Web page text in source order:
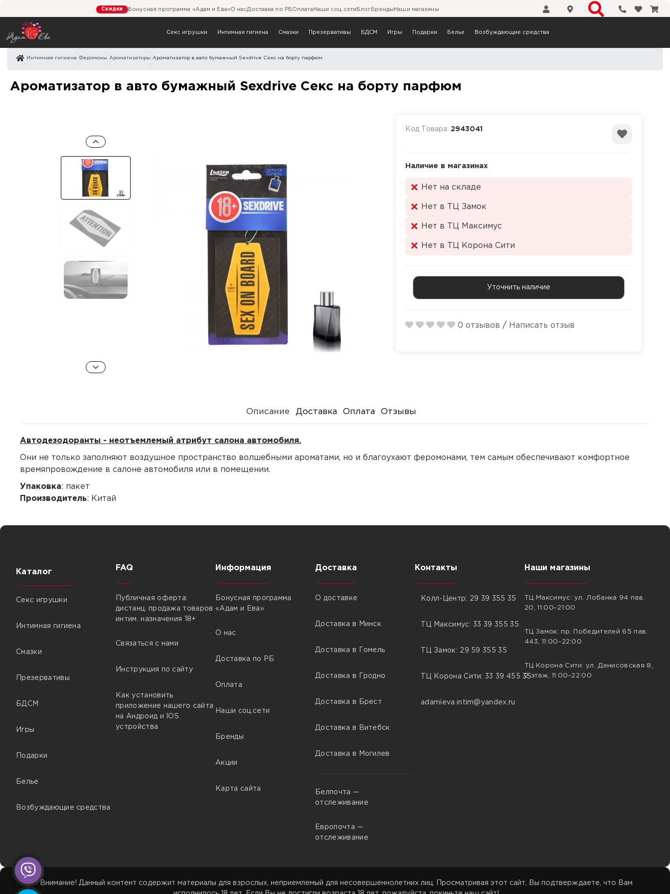
Скидки Бонусная программа «Адам и Ева»О насДоставка по РБ Оплата Наши соц.сети Блог Бренды Наши магазины Телефоны
Секс игрушки Интимная гигиена Смазки Презервативы БДСМ Игры Подарки Белье Возбуждающие средства
Интимная гигиена Феромоны Ароматизаторы Ароматизатор в авто бумажный Sexdrive Секс на борту парфюм
Ароматизатор в авто бумажный Sexdrive Секс на борту парфюм
Ароматизатор в авто бумажный Sexdrive Секс на борту парфюм
Код Товара: 2943041
Наличие в магазинах
Нет на складе
Нет в ТЦ Замок
Нет в ТЦ Максимус
Нет в ТЦ Корона Сити
Уточнить наличие
0 отзывов / Написать отзыв
Описание Доставка Оплата Отзывы
Автодезодоранты - неотъемлемый атрибут салона автомобиля.
Они не только заполняют воздушное пространство волшебными ароматами, но и благоухают феромонами, тем самым обеспечивают комфортное
времяпровождение в салоне автомобиля или в помещении.
Упаковка: пакет
Производитель: Китай
Каталог
Секс игрушки
Интимная гигиена
Смазки
Презервативы
БДСМ
Игры
Подарки
Белье
Возбуждающие средства
FAQ
Публичная оферта:
дистанц. продажа товаров
интим. назначения 18+
Связаться с нами
Инструкция по сайту
Как установить
приложение нашего сайта
на Андроид и IOS
устройства
Информация
Бонусная программа
«Адам и Ева»
О нас
Доставка по РБ
Оплата
Наши соц.сети
Бренды
Акции
Карта сайта
Доставка
О доставке
Доставка в Минск
Доставка в Гомель
Доставка в Гродно
Доставка в Брест
Доставка в Витебск
Доставка в Могилев
Белпочта —
отслеживание
Европочта —
отслеживание
Контакты
Колл-Центр: 29 39 355 35
ТЦ Максимус: 33 39 355 35
ТЦ Замок: 29 59 355 35
ТЦ Корона Сити: 33 39 455 35
adamieva.intim@yandex.ru
Наши магазины
ТЦ Максимус: ул. Лобанка 94 пав.
20, 11:00–21:00
ТЦ Замок: пр. Победителей 65 пав.
443, 11:00–22:00
ТЦ Корона Сити: ул. Денисовская 8,
2 этаж, 11:00–22:00
Внимание! Данный контент содержит материалы для взрослых, неприемлемый для несовершеннолетних лиц. Просматривая этот сайт, Вы подтверждаете, что Вам